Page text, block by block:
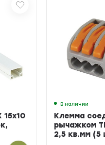
В наличии
Клемма
рычажком
2,5 кв.мм (5